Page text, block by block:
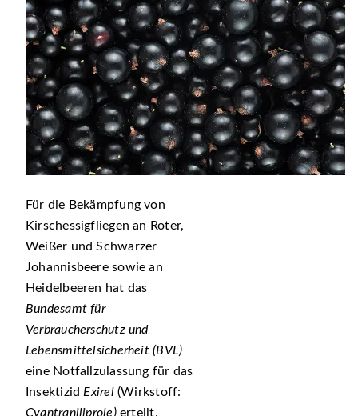
Für die Bekämpfung von
Kirschessigfliegen an Roter,
Weißer und Schwarzer
Johannisbeere sowie an
Heidelbeeren hat das
Bundesamt für
Verbraucherschutz und
Lebensmittelsicherheit (BVL)
eine Notfallzulassung für das
Insektizid Exirel(Wirkstoff:
Cyantraniliprole) erteilt.